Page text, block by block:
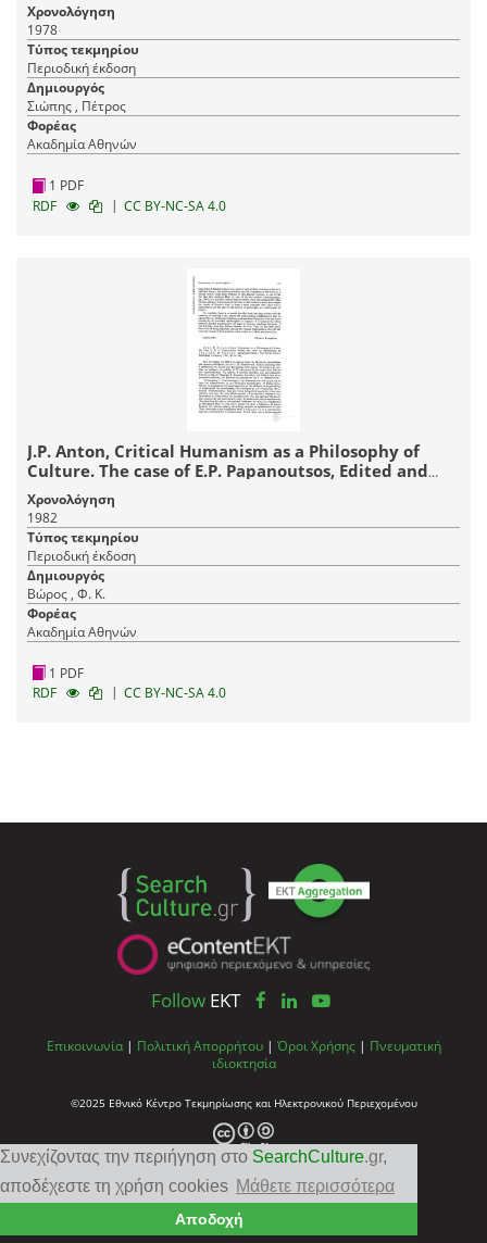
Συνεχίζοντας την περιήγηση στο SearchCulture.gr,
αποδέχεστε τη χρήση cookies Μάθετε περισσότερα
Αποδοχή
Χρονολόγηση
1978
Τύπος τεκμηρίου
Περιοδική έκδοση
Δημιουργός
Σιώπης , Πέτρος
Φορέας
Ακαδημία Αθηνών
1 PDF
RDF
| CC BY-NC-SA 4.0
J.P. Anton, Critical Humanism as a Philosophy of
Culture. The case of E.P. Papanoutsos, Edited and
with an introduction by Theofanis G. Stavrou,
Mineapolis, Minn. The North Central Publishing
Company, 1981, 45 σελ.
Χρονολόγηση
1982
Τύπος τεκμηρίου
Περιοδική έκδοση
Δημιουργός
Βώρος , Φ. Κ.
Φορέας
Ακαδημία Αθηνών
1 PDF
RDF
| CC BY-NC-SA 4.0
Follow EKT
Επικοινωνία | Πολιτική Απορρήτου | Όροι Χρήσης | Πνευματική
ιδιοκτησία
©2025 Εθνικό Κέντρο Τεκμηρίωσης και Ηλεκτρονικού Περιεχομένου